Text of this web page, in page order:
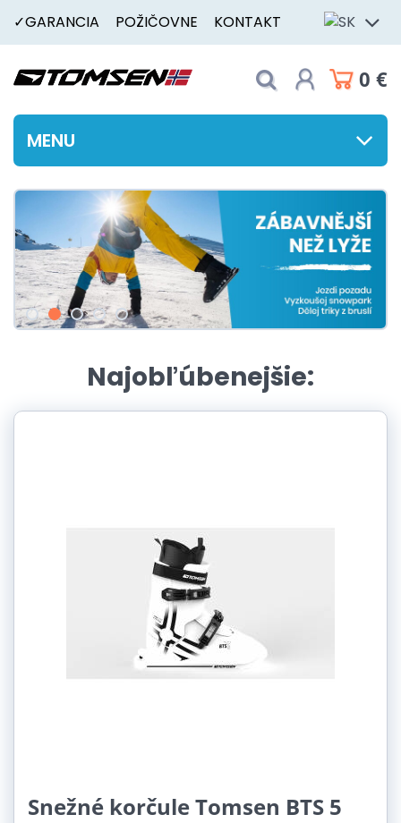
✓GARANCIA POŽIČOVNE KONTAKT
0 €
MENU
Najobľúbenejšie:
Snežné korčule Tomsen BTS 5